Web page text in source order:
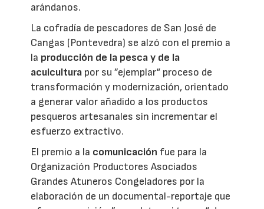
arándanos.
La cofradía de pescadores de San José de
Cangas (Pontevedra) se alzó con el premio a
la producción de la pesca y de la
acuicultura por su ”ejemplar“ proceso de
transformación y modernización, orientado
a generar valor añadido a los productos
pesqueros artesanales sin incrementar el
esfuerzo extractivo.
El premio a la comunicación fue para la
Organización Productores Asociados
Grandes Atuneros Congeladores por la
elaboración de un documental-reportaje que